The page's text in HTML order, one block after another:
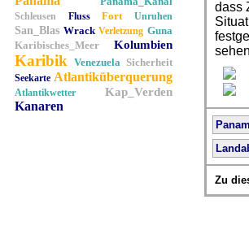
Schleusen Fluss Fort Unruhen
San_Blas Wrack Verletzung Guna
Karibisches_Meer
Kolumbien
Karibik Venezuela Sicherheit
Seekarte Atlantiküberquerung
Atlantikwetter Kap_Verden
Kanaren
dass
Zu